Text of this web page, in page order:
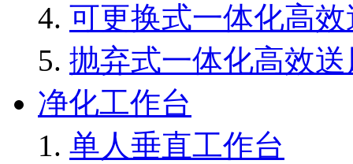
可更换式一体化高
抛弃式一体化高效
净化工作台
单人垂直工作台